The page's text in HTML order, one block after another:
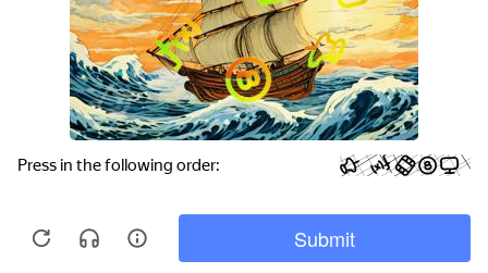
Краснодар Тимашевск Темрюк
+7 (861) 298-41-90 +7 (861) 298-41-90
Российская, дом 269/10А
krov@krovsystem.com ЗАКАЗАТЬ ЗВОНОК
Информация на данном сайте носит ознакомительный характер и не является